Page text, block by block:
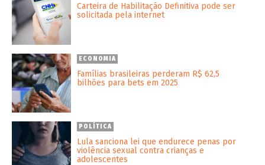
Carteira de Habilitação Definitiva pode ser
solicitada pela internet
ECONOMIA
Famílias brasileiras perderam R$ 62,5
bilhões para bets em 2025
POLÍTICA
Lula sanciona lei que endurece penas por
violência sexual contra crianças e
adolescentes